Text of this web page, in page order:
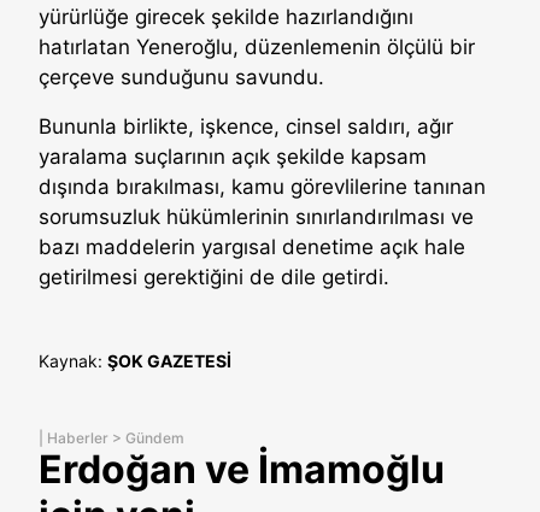
yürürlüğe girecek şekilde hazırlandığını
hatırlatan Yeneroğlu, düzenlemenin ölçülü bir
çerçeve sunduğunu savundu.
Bununla birlikte, işkence, cinsel saldırı, ağır
yaralama suçlarının açık şekilde kapsam
dışında bırakılması, kamu görevlilerine tanınan
sorumsuzluk hükümlerinin sınırlandırılması ve
bazı maddelerin yargısal denetime açık hale
getirilmesi gerektiğini de dile getirdi.
Kaynak: ŞOK GAZETESİ
Haberler > Gündem
Erdoğan ve İmamoğlu